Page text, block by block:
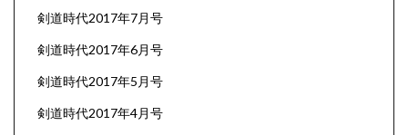
剣道時代2017年7月号
剣道時代2017年6月号
剣道時代2017年5月号
剣道時代2017年4月号